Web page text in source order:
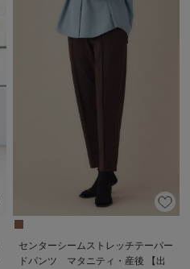
センターシームストレッチテーパー
ドパンツ マタニティ・産後 【出